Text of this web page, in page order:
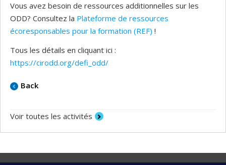
Vous avez besoin de ressources additionnelles sur les
ODD? Consultez la Plateforme de ressources
écoresponsables pour la formation (REF) !
Tous les détails en cliquant ici :
https://cirodd.org/defi_odd/
Back
Voir toutes les activités